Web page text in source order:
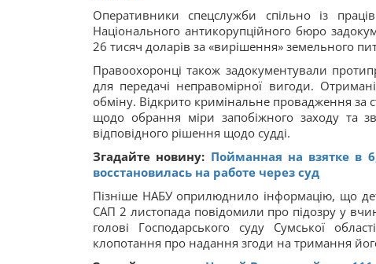
Оперативники спецслужби спільно із
Національного антикорупційного бюро
26 тисяч доларів за «вирішення» земельного
Правоохоронці також задокументували
для передачі неправомірної вигоди.
обміну. Відкрито кримінальне провадження за
щодо обрання міри запобіжного заходу та
відповідного рішення щодо судді.
Згадайте новину: Пойманная на взятке в
восстановилась на работе через суд
Пізніше НАБУ оприлюднило інформацію, що
САП 2 листопада повідомили про підозру у
голові Господарського суду Сумської
клопотання про надання згоди на тримання